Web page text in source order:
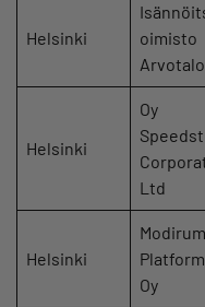
Helsinki
oimisto
Helsinki
Oy
Ltd
Helsinki
Modirum
Oy